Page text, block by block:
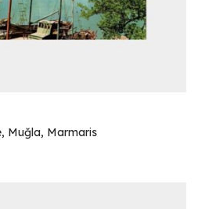
Muğla, Marmaris